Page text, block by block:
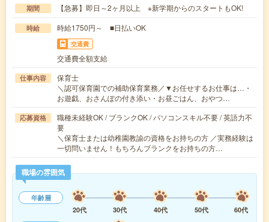
期間 【急募】即日～2ヶ月以上 ※新学期からのスタートもOK!
時給 時給1750円～ ■日払いOK
交通費
交通費全額支給
仕事内容
保育士
＼認可保育園での補助保育業務／▼お任せするお仕事は…・
お遊戯、おさんぽの付き添い・お昼ごはん、おやつ…
応募資格
職種未経験OK / ブランクOK / パソコンスキル不要 / 英語力不
要
＼保育士または幼稚園教諭の資格をお持ちの方 ／実務経験は
一切問いません！もちろんブランクをお持ちの方…
職場の雰囲気
年齢層
20代
30代 40代 50代
60代